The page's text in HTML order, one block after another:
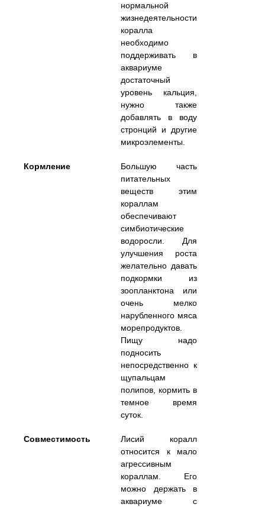
нормальной
жизнедеятельности
коралла
необходимо
поддерживать в
аквариуме
достаточный
уровень кальция,
нужно также
добавлять в воду
стронций и другие
микроэлементы.
Кормление
Большую часть
питательных
веществ этим
кораллам
обеспечивают
симбиотические
водоросли. Для
улучшения роста
желательно давать
подкормки из
зоопланктона или
очень мелко
нарубленного мяса
морепродуктов.
Пищу надо
подносить
непосредственно к
щупальцам
полипов, кормить в
темное время
суток.
Совместимость
Лисий коралл
относится к мало
агрессивным
кораллам. Его
можно держать в
аквариуме с